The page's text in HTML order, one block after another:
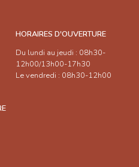
HORAIRES D'OUVERTURE
Du lundi au jeudi : 08h30-
12h00/13h00-17h30
Le vendredi : 08h30-12h00